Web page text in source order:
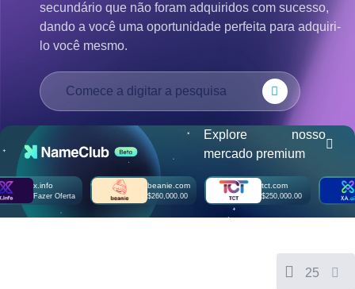
हिन्दी
Italiano
語
어
Indonesia
Српски
US Dollar USD ($)
Euro EUR (€)
Canadian Dollar CAD
(C$)
Pesos Mexicanos MXN
British Pound GBP (£)
Real Brasileiro BRL
(R$)
Indian Rupee INR (Rs.)
secundário que não foram adquiridos com sucesso,
dando a você uma oportunidade perfeita para adquiri-
lo você mesmo.
Explore nosso
mercado premium
x.info
Fazer Oferta
beanie.com
$260,000.00
tct.com
$250,000.00
25